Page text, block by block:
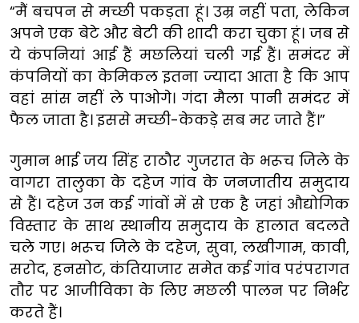
“मैं बचपन से मच्छी पकड़ता हूं। उम्र नहीं पता, लेकिन
अपने एक बेटे और बेटी की शादी करा चुका हूं। जब से
ये कंपनियां आई हैं मछलियां चली गई हैं। समंदर में
कंपनियों का केमिकल इतना ज्यादा आता है कि आप
वहां सांस नहीं ले पाओगे। गंदा मैला पानी समंदर में
फैल जाता है। इससे मच्छी-केकड़े सब मर जाते हैं।”
गुमान भाई जय सिंह राठौर गुजरात के भरूच जिले के
वागरा तालुका के दहेज गांव के जनजातीय समुदाय
से हैं। दहेज उन कई गांवों में से एक है जहां औद्योगिक
विस्तार के साथ स्थानीय समुदाय के हालात बदलते
चले गए। भरूच जिले के दहेज, सुवा, लखीगाम, कावी,
सरोद, हनसोट, कंतियाजार समेत कई गांव परंपरागत
तौर पर आजीविका के लिए मछली पालन पर निर्भर
करते हैं।